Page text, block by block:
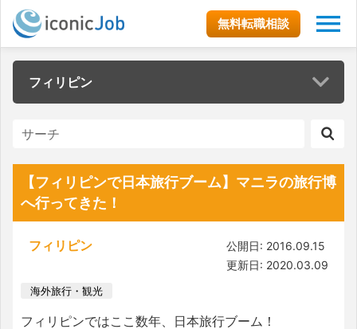
無料転職相談
フィリピン
【フィリピンで日本旅行ブーム】マニラの旅行博
へ行ってきた！
フィリピン
公開日: 2016.09.15
更新日: 2020.03.09
海外旅行・観光
フィリピンではここ数年、日本旅行ブーム！